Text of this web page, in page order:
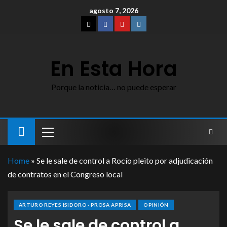
agosto 7, 2026
En Esta Hora
Porque la noticia… no puede esperar
Home » Se le sale de control a Rocío pleito por adjudicación
de contratos en el Congreso local
ARTURO REYES ISIDORO · PROSA APRISA OPINIÓN